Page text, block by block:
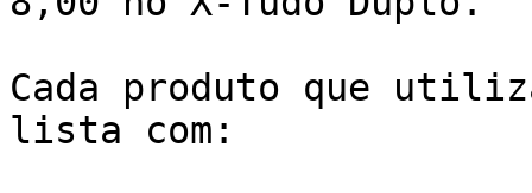
Cada produto que
lista com: